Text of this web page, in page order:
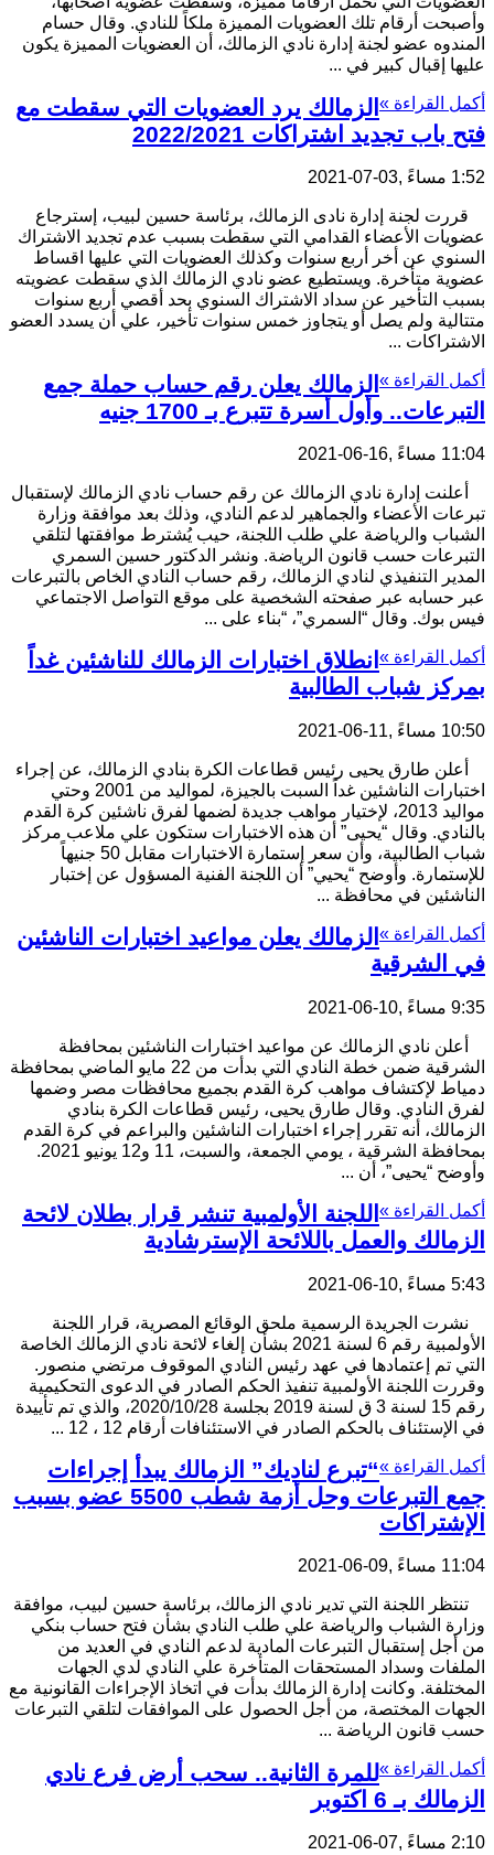
وأصبحت أرقام تلك العضويات المميزة ملكاً للنادي. وقال حسام
المندوه عضو لجنة إدارة نادي الزمالك، أن العضويات المميزة يكون
عليها إقبال كبير في ...
أكمل القراءة » الزمالك يرد العضويات التي سقطت مع
فتح باب تجديد اشتراكات 2022/2021
1:52 مساءً ,03-07-2021
قررت لجنة إدارة نادى الزمالك، برئاسة حسين لبيب، إسترجاع
عضويات الأعضاء القدامي التي سقطت بسبب عدم تجديد الاشتراك
السنوي عن أخر أربع سنوات وكذلك العضويات التي عليها اقساط
عضوية متأخرة. ويستطيع عضو نادي الزمالك الذي سقطت عضويته
بسبب التأخير عن سداد الاشتراك السنوي بحد أقصي أربع سنوات
متتالية ولم يصل أو يتجاوز خمس سنوات تأخير، علي أن يسدد العضو
الاشتراكات ...
أكمل القراءة » الزمالك يعلن رقم حساب حملة جمع
التبرعات.. وأول أسرة تتبرع بـ 1700 جنيه
11:04 مساءً ,16-06-2021
أعلنت إدارة نادي الزمالك عن رقم حساب نادي الزمالك لإستقبال
تبرعات الأعضاء والجماهير لدعم النادي، وذلك بعد موافقة وزارة
الشباب والرياضة علي طلب اللجنة، حيب يُشترط موافقتها لتلقي
التبرعات حسب قانون الرياضة. ونشر الدكتور حسين السمري
المدير التنفيذي لنادي الزمالك، رقم حساب النادي الخاص بالتبرعات
عبر حسابه عبر صفحته الشخصية على موقع التواصل الاجتماعي
فيس بوك. وقال “السمري”، “بناء على ...
أكمل القراءة » انطلاق اختبارات الزمالك للناشئين غداً
بمركز شباب الطالبية
10:50 مساءً ,11-06-2021
أعلن طارق يحيى رئيس قطاعات الكرة بنادي الزمالك، عن إجراء
اختبارات الناشئين غداً السبت بالجيزة، لمواليد من 2001 وحتي
مواليد 2013، لإختيار مواهب جديدة لضمها لفرق ناشئين كرة القدم
بالنادي. وقال “يحيى” أن هذه الاختبارات ستكون علي ملاعب مركز
شباب الطالبية، وأن سعر إستمارة الاختبارات مقابل 50 جنيهاً
للإستمارة. وأوضح “يحيي” أن اللجنة الفنية المسؤول عن إختبار
الناشئين في محافظة ...
أكمل القراءة » الزمالك يعلن مواعيد اختبارات الناشئين
في الشرقية
9:35 مساءً ,10-06-2021
أعلن نادي الزمالك عن مواعيد اختبارات الناشئين بمحافظة
الشرقية ضمن خطة النادي التي بدأت من 22 مايو الماضي بمحافظة
دمياط لإكتشاف مواهب كرة القدم بجميع محافظات مصر وضمها
لفرق النادي. وقال طارق يحيى، رئيس قطاعات الكرة بنادي
الزمالك، أنه تقرر إجراء اختبارات الناشئين والبراعم في كرة القدم
بمحافظة الشرقية ، يومي الجمعة، والسبت، 11 و12 يونيو 2021.
وأوضح “يحيى”، أن ...
أكمل القراءة » اللجنة الأولمبية تنشر قرار بطلان لائحة
الزمالك والعمل باللائحة الإسترشادية
5:43 مساءً ,10-06-2021
نشرت الجريدة الرسمية ملحق الوقائع المصرية، قرار اللجنة
الأولمبية رقم 6 لسنة 2021 بشأن إلغاء لائحة نادي الزمالك الخاصة
التي تم إعتمادها في عهد رئيس النادي الموقوف مرتضي منصور.
وقررت اللجنة الأولمبية تنفيذ الحكم الصادر في الدعوى التحكيمية
رقم 15 لسنة 3 ق لسنة 2019 بجلسة 2020/10/28، والذي تم تأييدة
في الإستئناف بالحكم الصادر في الاستئنافات أرقام 12 ، 12 ...
أكمل القراءة »“تبرع لناديك” الزمالك يبدأ إجراءات
جمع التبرعات وحل أزمة شطب 5500 عضو بسبب
الإشتراكات
11:04 مساءً ,09-06-2021
تنتظر اللجنة التي تدير نادي الزمالك، برئاسة حسين لبيب، موافقة
وزارة الشباب والرياضة علي طلب النادي بشأن فتح حساب بنكي
من أجل إستقبال التبرعات المادية لدعم النادي في العديد من
الملفات وسداد المستحقات المتأخرة علي النادي لدي الجهات
المختلفة. وكانت إدارة الزمالك بدأت في اتخاذ الإجراءات القانونية مع
الجهات المختصة، من أجل الحصول على الموافقات لتلقي التبرعات
حسب قانون الرياضة ...
أكمل القراءة »للمرة الثانية.. سحب أرض فرع نادي
الزمالك بـ 6 اكتوبر
2:10 مساءً ,07-06-2021